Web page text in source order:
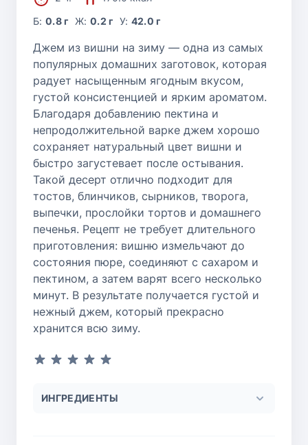
Б:0.8 г Ж: 0.2 г У: 42.0 г
Джем из вишни на зиму — одна из самых
популярных домашних заготовок, которая
радует насыщенным ягодным вкусом,
густой консистенцией и ярким ароматом.
Благодаря добавлению пектина и
непродолжительной варке джем хорошо
сохраняет натуральный цвет вишни и
быстро загустевает после остывания.
Такой десерт отлично подходит для
тостов, блинчиков, сырников, творога,
выпечки, прослойки тортов и домашнего
печенья. Рецепт не требует длительного
приготовления: вишню измельчают до
состояния пюре, соединяют с сахаром и
пектином, а затем варят всего несколько
минут. В результате получается густой и
нежный джем, который прекрасно
хранится всю зиму.
ИНГРЕДИЕНТЫ